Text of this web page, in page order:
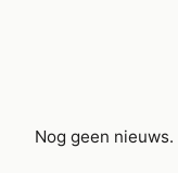
Nog geen nieuws.